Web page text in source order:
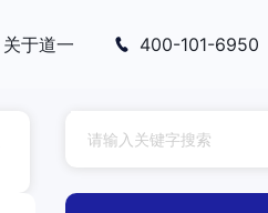
关于道一 400-101-6950